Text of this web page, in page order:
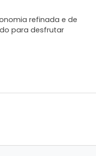
refinada e de
para desfrutar